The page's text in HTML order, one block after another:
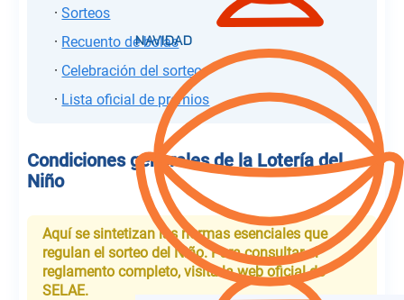
·Sorteos
· Recuento de bolas
· Celebración del sorteo
· Lista oficial de premios
Condiciones generales de la Lotería del
Niño
Aquí se sintetizan las normas esenciales que
regulan el sorteo del Niño. Para consultar el
reglamento completo, visita la web oficial de
SELAE.